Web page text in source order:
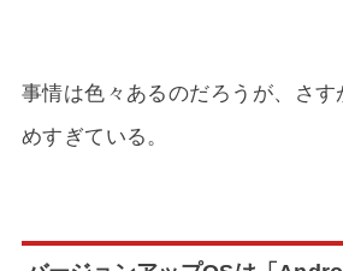
事情は色々あるのだろうが、さ
めすぎている。